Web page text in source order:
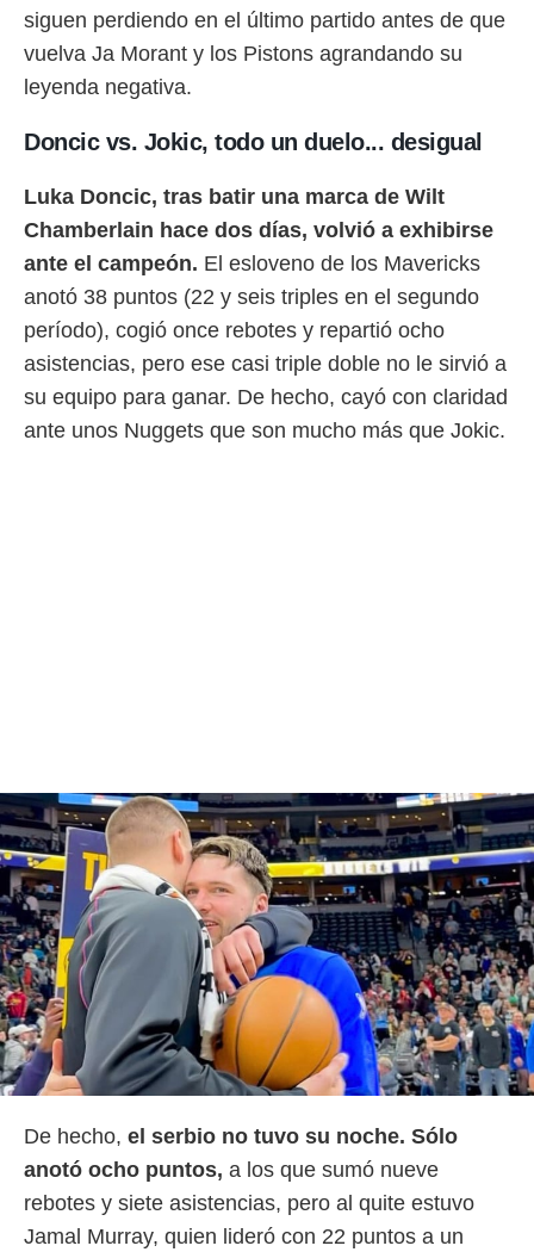
aunque
no
Puedes
web a
únicos
momento
en
en
en
de
o acceder
datos
perfiles
siguen perdiendo en el último partido antes de que
vuelva Ja Morant y los Pistons agrandando su
leyenda negativa.
Doncic vs. Jokic, todo un duelo... desigual
Luka Doncic, tras batir una marca de Wilt
Chamberlain hace dos días, volvió a exhibirse
ante el campeón. El esloveno de los Mavericks
anotó 38 puntos (22 y seis triples en el segundo
período), cogió once rebotes y repartió ocho
asistencias, pero ese casi triple doble no le sirvió a
su equipo para ganar. De hecho, cayó con claridad
ante unos Nuggets que son mucho más que Jokic.
De hecho, el serbio no tuvo su noche. Sólo
anotó ocho puntos, a los que sumó nueve
rebotes y siete asistencias, pero al quite estuvo
Jamal Murray, quien lideró con 22 puntos a un